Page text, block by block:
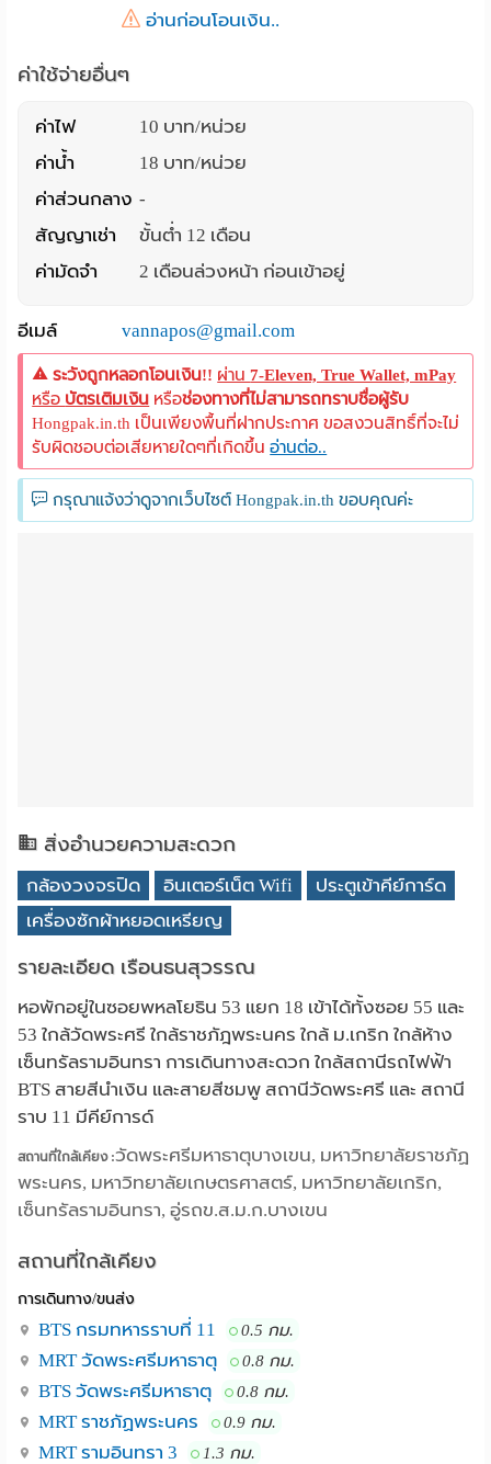
โฆษณา
ลง
ฟรี
Language
English
อ่านก่อนโอนเงิน..
ค่าใช้จ่ายอื่นๆ
ค่าไฟ
10 บาท/หน่วย
ค่าน้ำ
18 บาท/หน่วย
ค่าส่วนกลาง -
สัญญาเช่า
ขั้นต่ำ 12 เดือน
ค่ามัดจำ
2 เดือนล่วงหน้า ก่อนเข้าอยู่
อีเมล์ vannapos@gmail.com
ระวังถูกหลอกโอนเงิน!! ผ่าน7-Eleven, True Wallet, mPay
หรือ บัตรเติมเงิน หรือช่องทางที่ไม่สามารถทราบชื่อผู้รับ
Hongpak.in.th เป็นเพียงพื้นที่ฝากประกาศ ขอสงวนสิทธิ์ที่จะไม่
รับผิดชอบต่อเสียหายใดๆที่เกิดขึ้นอ่านต่อ..
กรุณาแจ้งว่าดูจากเว็บไซต์ Hongpak.in.th ขอบคุณค่ะ
สิ่งอำนวยความสะดวก
กล้องวงจรปิด อินเตอร์เน็ต Wifi
ประตูเข้าคีย์การ์ด
เครื่องซักผ้าหยอดเหรียญ
รายละเอียด เรือนธนสุวรรณ
หอพักอยู่ในซอยพหลโยธิน 53 แยก 18 เข้าได้ทั้งซอย 55 และ
53 ใกล้วัดพระศรี ใกล้ราชภัฎพระนคร ใกล้ ม.เกริก ใกล้ห้าง
เซ็นทรัลรามอินทรา การเดินทางสะดวก ใกล้สถานีรถไฟฟ้า
BTS สายสีนำเงิน และสายสีชมพู สถานีวัดพระศรี และ สถานี
ราบ 11 มีคีย์การด์
สถานที่ใกล้เคียง :วัดพระศรีมหาธาตุบางเขน, มหาวิทยาลัยราชภัฏ
พระนคร, มหาวิทยาลัยเกษตรศาสตร์, มหาวิทยาลัยเกริก,
เซ็นทรัลรามอินทรา, อู่รถข.ส.ม.ก.บางเขน
สถานที่ใกล้เคียง
การเดินทาง/ขนส่ง
BTS กรมทหารราบที่ 11 0.5 กม.
MRT วัดพระศรีมหาธาตุ 0.8 กม.
BTS วัดพระศรีมหาธาตุ 0.8 กม.
MRT ราชภัฏพระนคร 0.9 กม.
MRT รามอินทรา 3 1.3 กม.